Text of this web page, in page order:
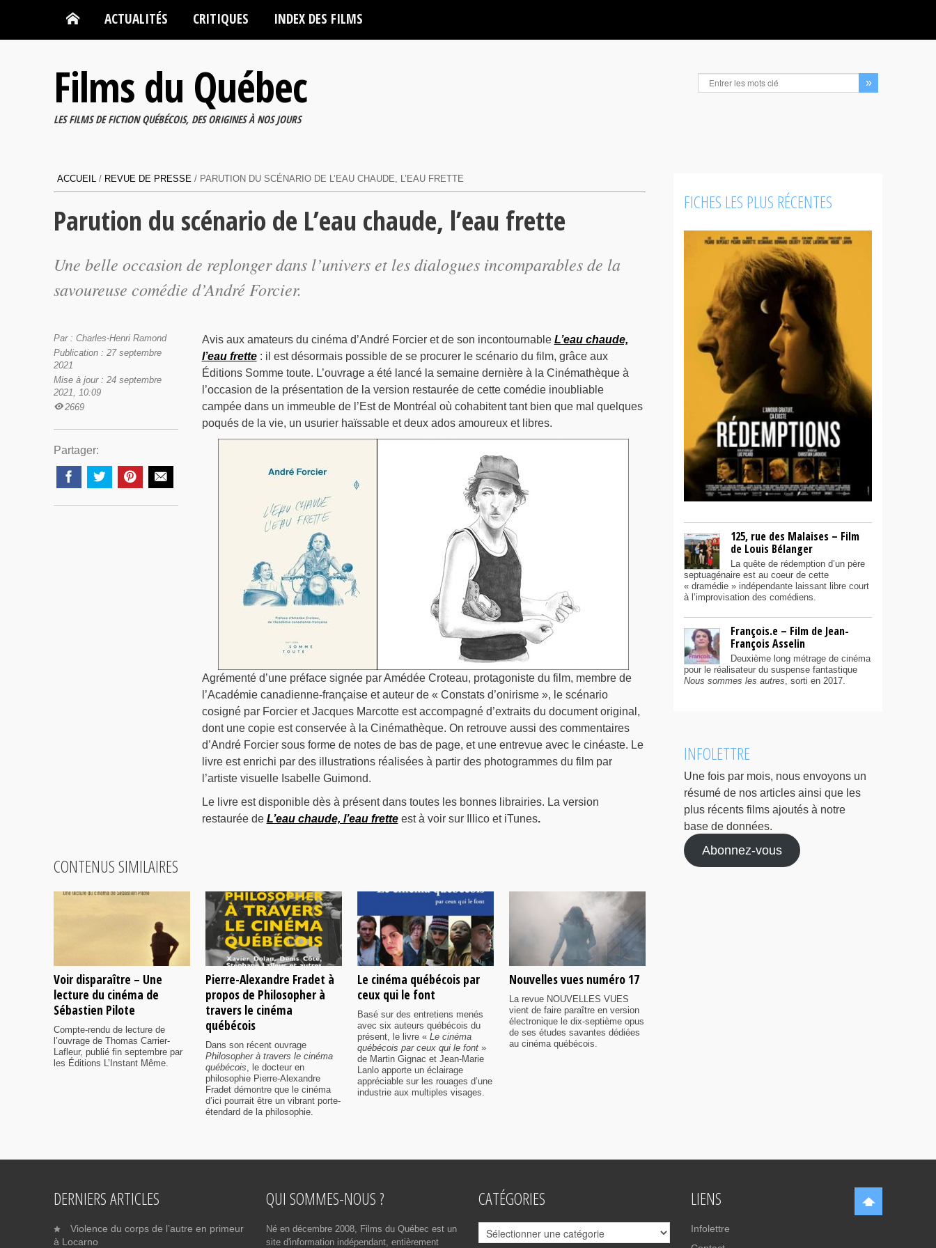
ACTUALITÉS CRITIQUES INDEX DES FILMS
Films du Québec
LES FILMS DE FICTION QUÉBÉCOIS, DES ORIGINES À NOS JOURS
ACCUEIL / REVUE DE PRESSE / PARUTION DU SCÉNARIO DE L’EAU CHAUDE, L’EAU FRETTE
Parution du scénario de L’eau chaude, l’eau frette
Une belle occasion de replonger dans l’univers et les dialogues incomparables de la
savoureuse comédie d’André Forcier.
Avis aux amateurs du cinéma d’André Forcier et de son incontournable L’eau chaude,
l’eau frette: il est désormais possible de se procurer le scénario du film, grâce aux
Éditions Somme toute. L’ouvrage a été lancé la semaine dernière à la Cinémathèque à
l’occasion de la présentation de la version restaurée de cette comédie inoubliable
campée dans un immeuble de l’Est de Montréal où cohabitent tant bien que mal quelques
poqués de la vie, un usurier haïssable et deux ados amoureux et libres.
Agrémenté d’une préface signée par Amédée Croteau, protagoniste du film, membre de
l’Académie canadienne-française et auteur de « Constats d’onirisme », le scénario
cosigné par Forcier et Jacques Marcotte est accompagné d’extraits du document original,
dont une copie est conservée à la Cinémathèque. On retrouve aussi des commentaires
d’André Forcier sous forme de notes de bas de page, et une entrevue avec le cinéaste. Le
livre est enrichi par des illustrations réalisées à partir des photogrammes du film par
l’artiste visuelle Isabelle Guimond.
Le livre est disponible dès à présent dans toutes les bonnes librairies. La version
restaurée de L’eau chaude, l’eau fretteest à voir sur Illico et iTunes.
Par : Charles-Henri Ramond
Publication : 27 septembre
2021
Mise à jour : 24 septembre
2021, 10:09
2669
Partager:
CONTENUS SIMILAIRES
Voir disparaître – Une
lecture du cinéma de
Sébastien Pilote
Compte-rendu de lecture de
l’ouvrage de Thomas Carrier-
Lafleur, publié fin septembre par
les Éditions L’Instant Même.
Pierre-Alexandre Fradet à
propos de Philosopher à
travers le cinéma
québécois
Dans son récent ouvrage
Philosopher à travers le cinéma
québécois , le docteur en
philosophie Pierre-Alexandre
Fradet démontre que le cinéma
d’ici pourrait être un vibrant porte-
étendard de la philosophie.
Le cinéma québécois par
ceux qui le font
Basé sur des entretiens menés
avec six auteurs québécois du
présent, le livre « Le cinéma
québécois par ceux qui le font »
de Martin Gignac et Jean-Marie
Lanlo apporte un éclairage
appréciable sur les rouages d’une
industrie aux multiples visages.
Nouvelles vues numéro 17
La revue NOUVELLES VUES
vient de faire paraître en version
électronique le dix-septième opus
de ses études savantes dédiées
au cinéma québécois.
FICHES LES PLUS RÉCENTES
125, rue des Malaises – Film
de Louis Bélanger
La quête de rédemption d’un père
septuagénaire est au coeur de cette
« dramédie » indépendante laissant libre court
à l’improvisation des comédiens.
François.e – Film de Jean-
François Asselin
Deuxième long métrage de cinéma
pour le réalisateur du suspense fantastique
Nous sommes les autres, sorti en 2017.
INFOLETTRE
Une fois par mois, nous envoyons un
résumé de nos articles ainsi que les
plus récents films ajoutés à notre
base de données.
Abonnez-vous
DERNIERS ARTICLES
Violence du corps de l’autre en primeur
à Locarno
QUI SOMMES-NOUS ?
Né en décembre 2008, Films du Québec est un
site d'information indépendant, entièrement
CATÉGORIES
Catégories
LIENS
Infolettre